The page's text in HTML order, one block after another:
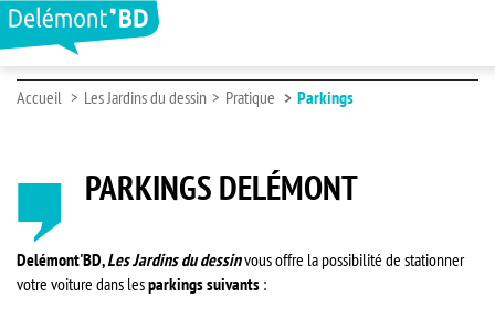
Accueil Les Jardins du dessin Pratique Parkings
PARKINGS DELÉMONT
Delémont'BD,Les Jardins du dessinvous offre la possibilité de stationner
votre voiture dans lesparkings suivants :